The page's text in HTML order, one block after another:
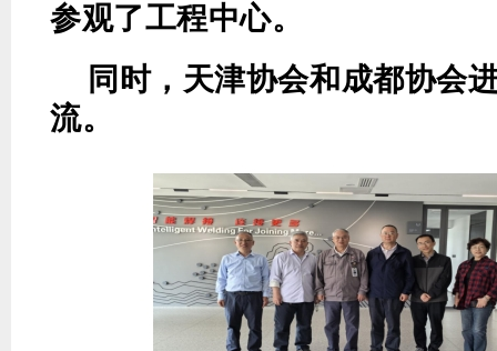
参观了工程中心。
同时，天津协会和成都协会
流。